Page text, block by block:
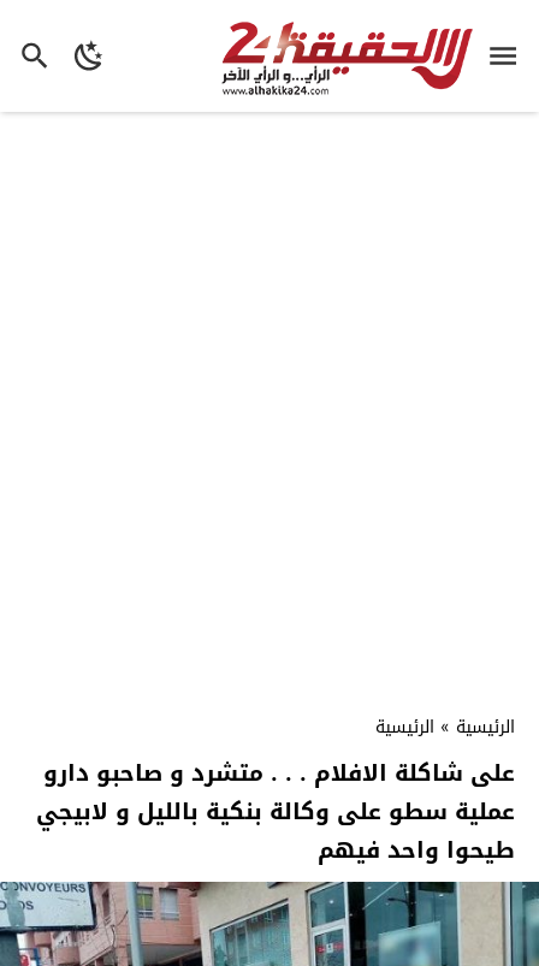
الرئيسية » الرئيسية
على شاكلة الافلام . . . متشرد و صاحبو دارو
عملية سطو على وكالة بنكية بالليل و لابيجي
طيحوا واحد فيهم